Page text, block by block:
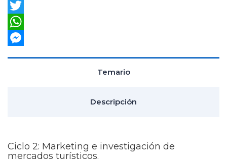
Facebook
Twitter
WhatsApp
Temario
Descripción
Ciclo 2: Marketing e investigación de
mercados turísticos.